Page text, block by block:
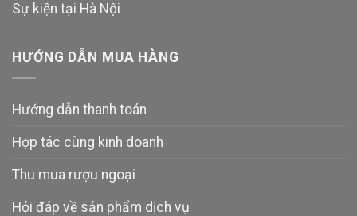
Sự kiện tại Hà Nội
HƯỚNG DẪN MUA HÀNG
Hướng dẫn thanh toán
Hợp tác cùng kinh doanh
Thu mua rượu ngoại
Hỏi đáp về sản phẩm dịch vụ